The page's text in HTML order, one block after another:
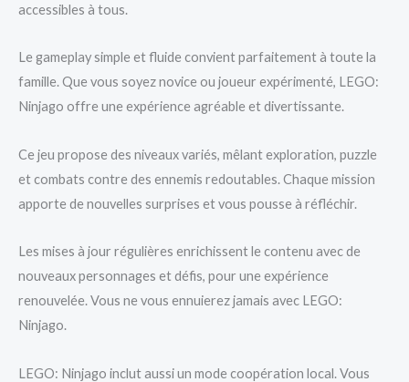
accessibles à tous.
Le gameplay simple et fluide convient parfaitement à toute la
famille. Que vous soyez novice ou joueur expérimenté, LEGO:
Ninjago offre une expérience agréable et divertissante.
Ce jeu propose des niveaux variés, mêlant exploration, puzzle
et combats contre des ennemis redoutables. Chaque mission
apporte de nouvelles surprises et vous pousse à réfléchir.
Les mises à jour régulières enrichissent le contenu avec de
nouveaux personnages et défis, pour une expérience
renouvelée. Vous ne vous ennuierez jamais avec LEGO:
Ninjago.
LEGO: Ninjago inclut aussi un mode coopération local. Vous